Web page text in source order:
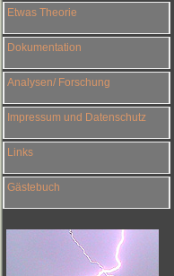
Etwas Theorie
Dokumentation
Analysen/ Forschung
Impressum und Datenschutz
Links
Gästebuch